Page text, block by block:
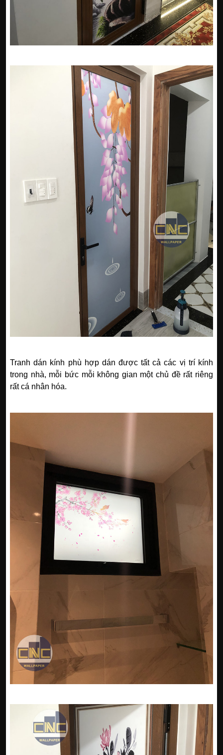
Tranh dán kính phù hợp dán được tất cả các vị trí kính
trong nhà, mỗi bức mỗi không gian một chủ đề rất riêng
rất cá nhân hóa.